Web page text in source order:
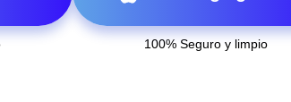
100% Seguro y limpio